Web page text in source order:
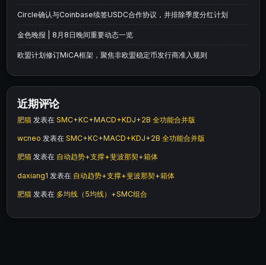
Circle确认与Coinbase续签USDC合作协议，并排除季度分红计划
金色晚报 | 8月8日晚间重要动态一览
欧盟计划修订MiCA框架，聚焦非欧盟稳定币发行商准入规则
近期评论
肥猫 发表在 SMC+KC+MACD+KDJ+2B 全功能合并版
wcneo 发表在 SMC+KC+MACD+KDJ+2B 全功能合并版
肥猫 发表在 自动趋势+支撑+斐波那契+箱体
daxiang1 发表在 自动趋势+支撑+斐波那契+箱体
肥猫 发表在 多均线（5均线）+SMC组合